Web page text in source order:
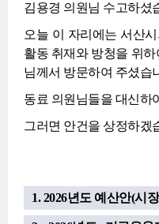
김용경 의원님 수고하셨
오늘 이 자리에는 서산
활동 취재와 방청을 위
님께서 방문하여 주셨습
동료 의원님들을 대신하
그러면 안건을 상정하겠
1. 2026년도 예산안(시